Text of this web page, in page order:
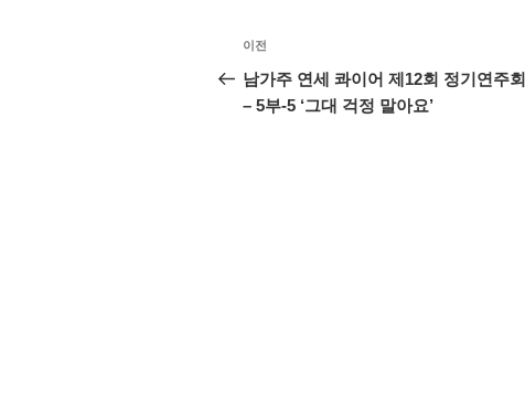
글
탐
색
이
전
글
이전
남가주 연세 콰이어 제12회 정기연주회
– 5부-5 ‘그대 걱정 말아요’